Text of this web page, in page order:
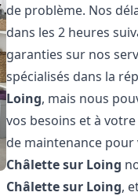
de problème. Nos
dans les 2 heures
garanties sur nos
spécialisés dans la
Loing, mais nous
vos besoins et à
de maintenance
Châlette sur Loing
Châlette sur Loing,